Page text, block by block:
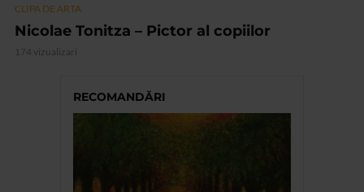
CLIPA DE ARTA
Nicolae Tonitza – Pictor al copiilor
174 vizualizari
RECOMANDĂRI